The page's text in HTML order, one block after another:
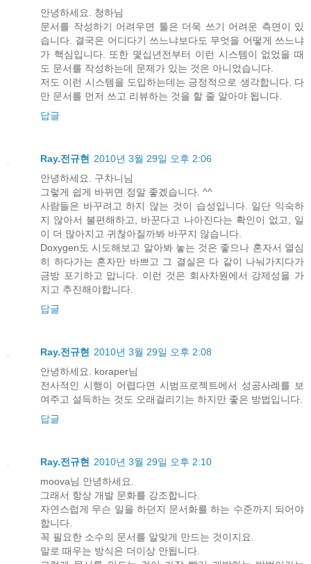
안녕하세요. 청하님
문서를 작성하기 어려우면 툴은 더욱 쓰기 어려운 측면이 있
습니다. 결국은 어디다기 쓰느냐보다도 무엇을 어떻게 쓰느냐
가 핵심입니다. 또한 몇십년전부터 이런 시스템이 없었을 때
도 문서를 작성하는데 문제가 있는 것은 아니었습니다.
저도 이런 시스템을 도입하는데는 긍정적으로 생각합니다. 다
만 문서를 먼저 쓰고 리뷰하는 것을 할 줄 알아야 됩니다.
답글
Ray.전규현
2010년 3월 29일 오후 2:06
안녕하세요. 구차니님
그렇게 쉽게 바뀌면 정말 좋겠습니다. ^^
사람들은 바꾸려고 하지 않는 것이 습성입니다. 일단 익숙하
지 않아서 불편해하고, 바꾼다고 나아진다는 확인이 없고, 일
이 더 많아지고 귀찮아질까봐 바꾸지 않습니다.
Doxygen도 시도해보고 알아봐 놓는 것은 좋으나 혼자서 열심
히 하다가는 혼자만 바쁘고 그 결실은 다 같이 나눠가지다가
금방 포기하고 맙니다. 이런 것은 회사차원에서 강제성을 가
지고 추진해야합니다.
답글
Ray.전규현
2010년 3월 29일 오후 2:08
안녕하세요. koraper님
전사적인 시행이 어렵다면 시범프로젝트에서 성공사례를 보
여주고 설득하는 것도 오래걸리기는 하지만 좋은 방법입니다.
답글
Ray.전규현
2010년 3월 29일 오후 2:10
moova님 안녕하세요.
그래서 항상 개발 문화를 강조합니다.
자연스럽게 무슨 일을 하던지 문서화를 하는 수준까지 되어야
합니다.
꼭 필요한 소수의 문서를 알맞게 만드는 것이지요.
말로 때우는 방식은 더이상 안됩니다.